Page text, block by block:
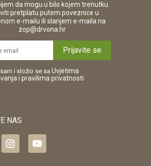
da mogu u bilo kojem trenutku
pretplatu putem poveznice u
e-mailu ili slanjem e-maila na
zop@drvona.hr.
Prijavite se
i složio se sa Uvjetima
i pravilima privatnosti
NAS